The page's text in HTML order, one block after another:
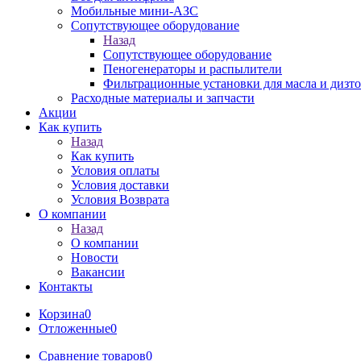
Мобильные мини-АЗС
Сопутствующее оборудование
Назад
Сопутствующее оборудование
Пеногенераторы и распылители
Фильтрационные установки для масла и
Расходные материалы и запчасти
Акции
Как купить
Назад
Как купить
Условия оплаты
Условия доставки
Условия Возврата
О компании
Назад
О компании
Новости
Вакансии
Контакты
Корзина0
Отложенные0
Сравнение товаров0